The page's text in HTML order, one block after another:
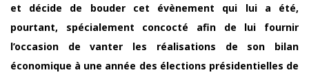
et décide de bouder cet évènement qui lui a été,
pourtant, spécialement concocté afin de lui fournir
l’occasion de vanter les réalisations de son bilan
économique à une année des élections présidentielles de